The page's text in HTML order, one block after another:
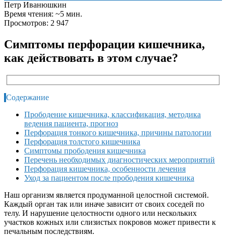
Петр Иванюшкин
Время чтения: ~5 мин.
Просмотров: 2 947
Симптомы перфорации кишечника,
как действовать в этом случае?
Содержание
Прободение кишечника, классификация, методика
ведения пациента, прогноз
Перфорация тонкого кишечника, причины патологии
Перфорация толстого кишечника
Симптомы прободения кишечника
Перечень необходимых диагностических мероприятий
Перфорация кишечника, особенности лечения
Уход за пациентом после прободения кишечника
Наш организм является продуманной целостной системой.
Каждый орган так или иначе зависит от своих соседей по
телу. И нарушение целостности одного или нескольких
участков кожных или слизистых покровов может привести к
печальным последствиям.